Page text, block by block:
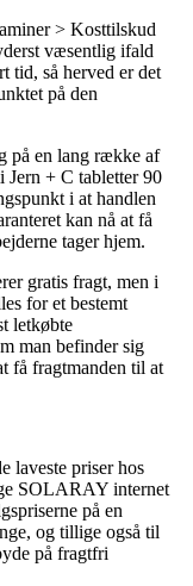
> Kosttilskud
væsentlig ifald
tid, så herved er det
på den
på en lang række af
Jern + C tabletter 90
i at handlen
kan nå at få
tager hjem.
gratis fragt, men i
for et bestemt
letkøbte
man befinder sig
få fragtmanden til at
laveste priser hos
SOLARAY internet
på en
og tillige også til
på fragtfri